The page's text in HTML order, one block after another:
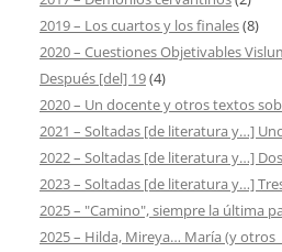
2019 – Los cuartos y los finales(8)
2020 – Cuestiones Objetivables
Después [del] 19(4)
2020 – Un docente y otros textos
2021 – Soltadas [de literatura y…]
2022 – Soltadas [de literatura y…] Dos
2023 – Soltadas [de literatura y…]
2025 – "Camino", siempre la última
2025 – Hilda, Mireya… María (y otros